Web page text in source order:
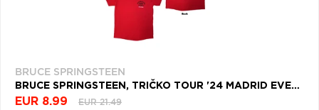
BRUCE SPRINGSTEEN
BRUCE SPRINGSTEEN, TRIČKO TOUR '24 MADRID EVENT, UNISEX, ČERVENÁ
EUR 8.99 EUR 21.49